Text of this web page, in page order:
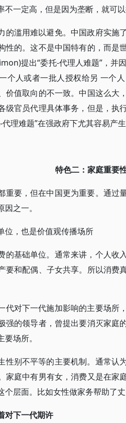
不一定高，但是因为垄断，就可以
的滥用难以避免。中国政府实施
性的。这不是中国特有的，而是
提出“委托-代理人难题”，并
个人或者一批人授权给另 一个
价值取向的不一致。中国这么大
级官员代理具体事务，但是，执
理难题”在强政府下尤其容易产
特色二：家庭重要
重要，但在中国更为重要。通过
之一。
位，也是价值观传播场所
的基础单位。通常来讲，个人收
要和配偶、子女共享。所以消费
代对下一代施加影响的主要场所
强的领导者，曾提出要消灭家庭
场所。
性别不平等的主要机制。通常认
家庭中有男有女，消费又是在家
个层面。比如女性做家务帮助了
对下一代期许